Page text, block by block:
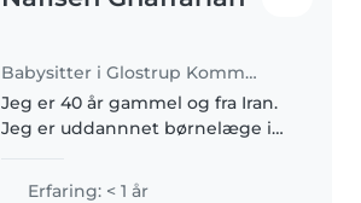
Babysitter i Glostrup Kommune
Jeg er 40 år gammel og fra Iran.
Jeg er uddannnet børnelæge i
Danmark for 3 år siden og er i
Erfaring: < 1 år